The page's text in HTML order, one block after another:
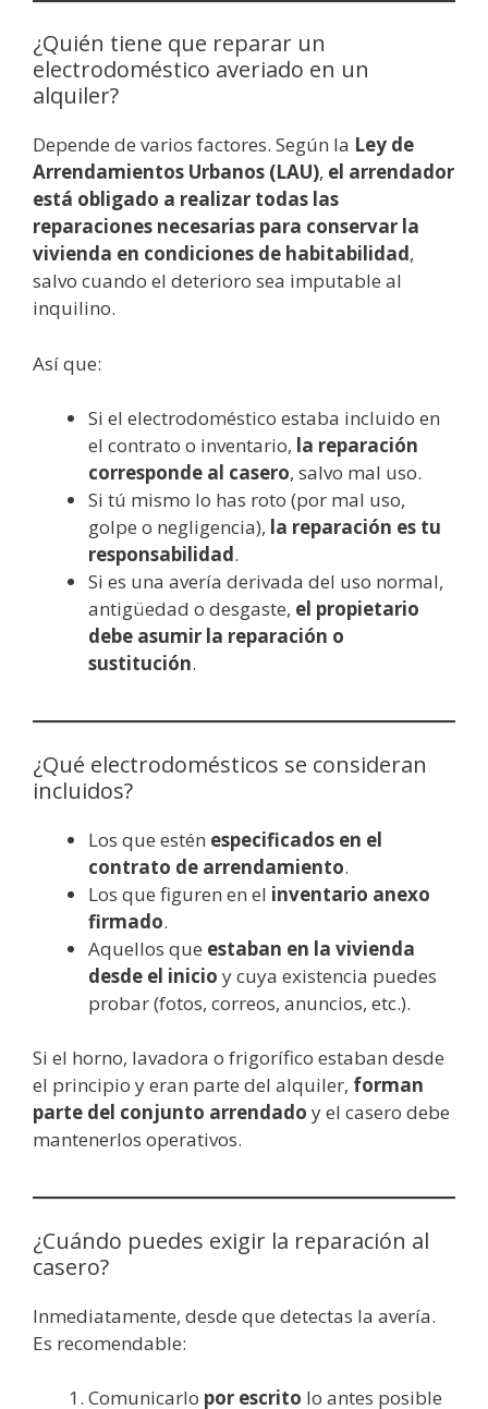
¿Quién tiene que reparar un
electrodoméstico averiado en un
alquiler?
Depende de varios factores. Según la Ley de
Arrendamientos Urbanos (LAU), el arrendador
está obligado a realizar todas las
reparaciones necesarias para conservar la
vivienda en condiciones de habitabilidad,
salvo cuando el deterioro sea imputable al
inquilino.
Así que:
Si el electrodoméstico estaba incluido en
el contrato o inventario, la reparación
corresponde al casero, salvo mal uso.
Si tú mismo lo has roto (por mal uso,
golpe o negligencia), la reparación es tu
responsabilidad.
Si es una avería derivada del uso normal,
antigüedad o desgaste, el propietario
debe asumir la reparación o
sustitución.
¿Qué electrodomésticos se consideran
incluidos?
Los que estén especificados en el
contrato de arrendamiento.
Los que figuren en el inventario anexo
firmado.
Aquellos que estaban en la vivienda
desde el inicio y cuya existencia puedes
probar (fotos, correos, anuncios, etc.).
Si el horno, lavadora o frigorífico estaban desde
el principio y eran parte del alquiler, forman
parte del conjunto arrendado y el casero debe
mantenerlos operativos.
¿Cuándo puedes exigir la reparación al
casero?
Inmediatamente, desde que detectas la avería.
Es recomendable:
Comunicarlo por escrito lo antes posible